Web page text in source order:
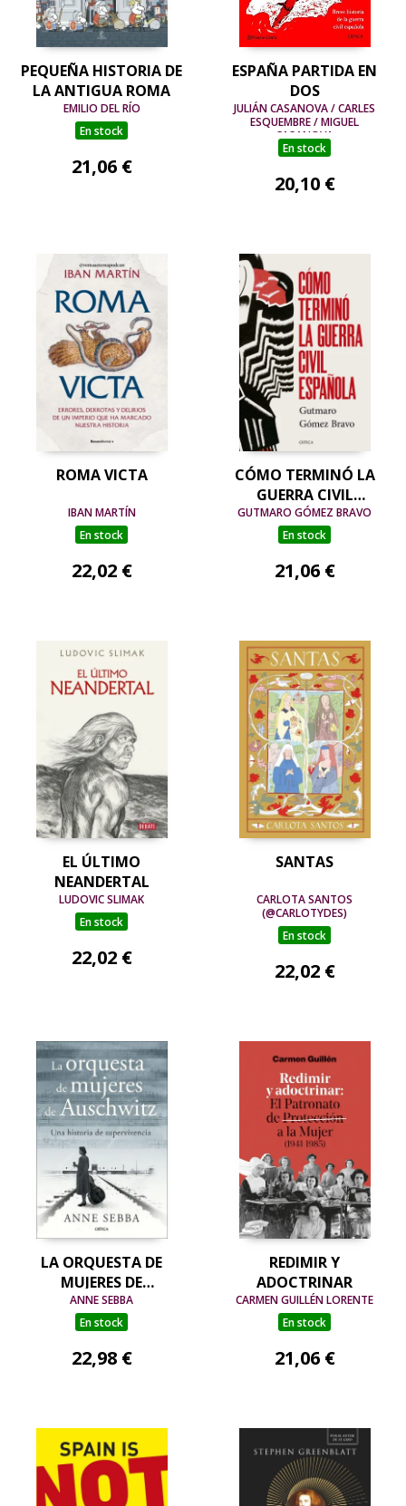
PEQUEÑA HISTORIA DE
LA ANTIGUA ROMA
EMILIO DEL RÍO
En stock
21,06 €
ESPAÑA PARTIDA EN
DOS
JULIÁN CASANOVA / CARLES
ESQUEMBRE / MIGUEL
CASANOVA
En stock
20,10 €
ROMA VICTA
IBAN MARTÍN
En stock
22,02 €
CÓMO TERMINÓ LA
GUERRA CIVIL
ESPAÑOLA
GUTMARO GÓMEZ BRAVO
En stock
21,06 €
EL ÚLTIMO
NEANDERTAL
LUDOVIC SLIMAK
En stock
22,02 €
SANTAS
CARLOTA SANTOS
(@CARLOTYDES)
En stock
22,02 €
LA ORQUESTA DE
MUJERES DE
AUSCHWITZ
ANNE SEBBA
En stock
22,98 €
REDIMIR Y
ADOCTRINAR
CARMEN GUILLÉN LORENTE
En stock
21,06 €